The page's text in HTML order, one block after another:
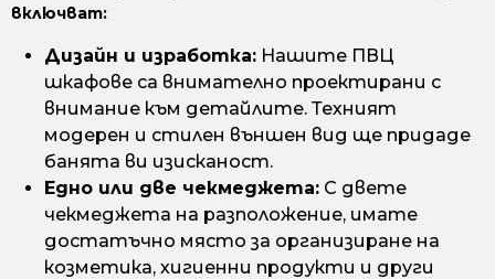
включват:
Дизайн и изработка: Нашите ПВЦ
шкафове са внимателно проектирани с
внимание към детайлите. Техният
модерен и стилен външен вид ще придаде
банята ви изисканост.
Едно или две чекмеджета: С двете
чекмеджета на разположение, имате
достатъчно място за организиране на
козметика, хигиенни продукти и други